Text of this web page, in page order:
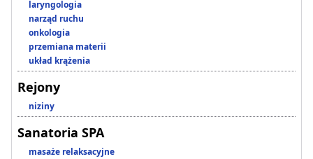
laryngologia
narząd ruchu
onkologia
przemiana materii
układ krążenia
Rejony
niziny
Sanatoria SPA
masaże relaksacyjne